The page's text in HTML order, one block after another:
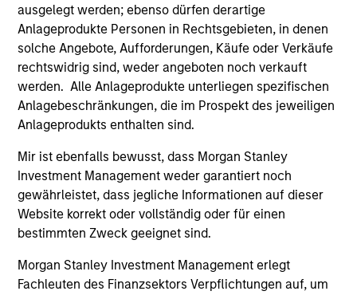
ausgelegt werden; ebenso dürfen derartige
Anlageprodukte Personen in Rechtsgebieten, in denen
solche Angebote, Aufforderungen, Käufe oder Verkäufe
rechtswidrig sind, weder angeboten noch verkauft
werden. Alle Anlageprodukte unterliegen spezifischen
Anlagebeschränkungen, die im Prospekt des jeweiligen
Anlageprodukts enthalten sind.
Mir ist ebenfalls bewusst, dass Morgan Stanley
Investment Management weder garantiert noch
gewährleistet, dass jegliche Informationen auf dieser
Website korrekt oder vollständig oder für einen
bestimmten Zweck geeignet sind.
Morgan Stanley Investment Management erlegt
Fachleuten des Finanzsektors Verpflichtungen auf, um
Unternehmen zu identifizieren.
langfristiger Ansatz